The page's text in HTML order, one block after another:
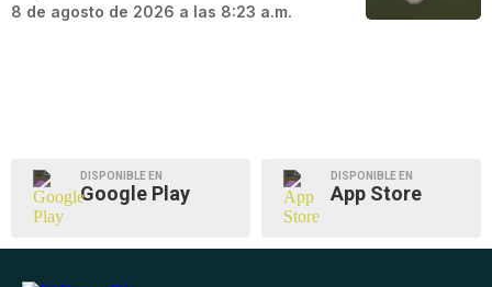
8 de agosto de 2026 a las 8:23 a.m.
DISPONIBLE EN
Google Play
DISPONIBLE EN
App Store